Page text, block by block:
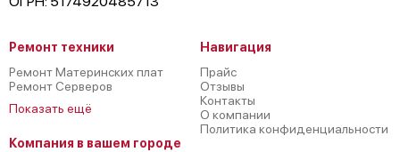
Ремонт техники
Ремонт Материнских плат
Ремонт Серверов
Показать ещё
Компания в вашем городе
Навигация
Прайс
Отзывы
Контакты
О компании
Политика конфиденциальности